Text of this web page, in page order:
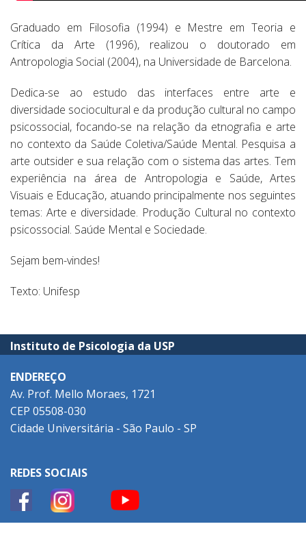
Graduado em Filosofia (1994) e Mestre em Teoria e
Crítica da Arte (1996), realizou o doutorado em
Antropologia Social (2004), na Universidade de Barcelona.
Dedica-se ao estudo das interfaces entre arte e
diversidade sociocultural e da produção cultural no campo
psicossocial, focando-se na relação da etnografia e arte
no contexto da Saúde Coletiva/Saúde Mental. Pesquisa a
arte outsider e sua relação com o sistema das artes. Tem
experiência na área de Antropologia e Saúde, Artes
Visuais e Educação, atuando principalmente nos seguintes
temas: Arte e diversidade. Produção Cultural no contexto
psicossocial. Saúde Mental e Sociedade.
Sejam bem-vindes!
Texto: Unifesp
Instituto de Psicologia da USP
ENDEREÇO
Av. Prof. Mello Moraes, 1721
CEP 05508-030
Cidade Universitária - São Paulo - SP
REDES SOCIAIS